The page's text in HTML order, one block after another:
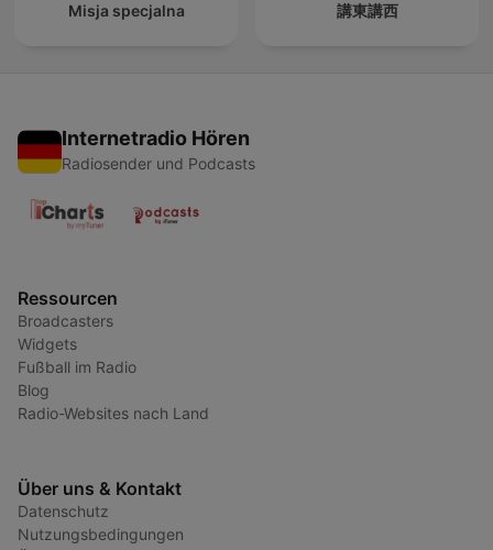
Misja specjalna 講東講西
Internetradio Hören
Radiosender und Podcasts
Ressourcen
Broadcasters
Widgets
Fußball im Radio
Blog
Radio-Websites nach Land
Über uns & Kontakt
Datenschutz
Nutzungsbedingungen